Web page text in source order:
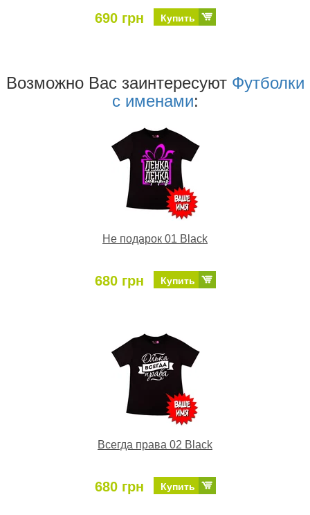
690 грн Купить
Возможно Ваc заинтересуют Футболки
с именами:
Не подарок 01 Black
680 грн Купить
Всегда права 02 Black
680 грн Купить